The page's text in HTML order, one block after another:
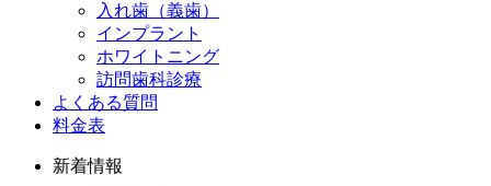
入れ歯（義歯）
インプラント
ホワイトニング
訪問歯科診療
よくある質問
料金表
新着情報